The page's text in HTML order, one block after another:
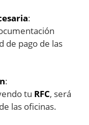
:
de pago de las
:
tu RFC, será
las oficinas.